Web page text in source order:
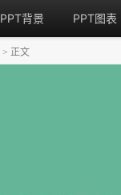
PPT背景 PPT图表
> 正文